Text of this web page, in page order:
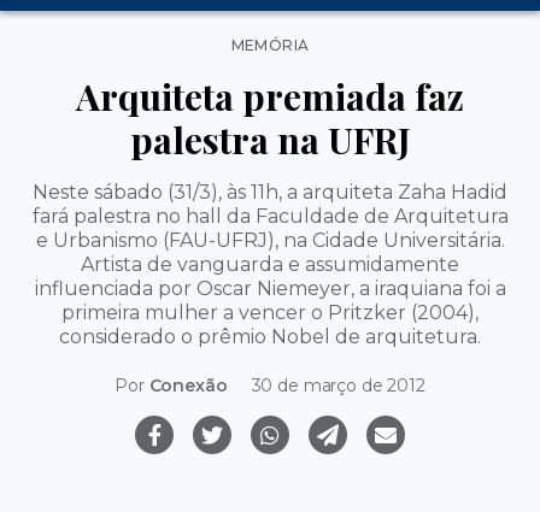
Categorias
MEMÓRIA
Arquiteta premiada faz
palestra na UFRJ
Neste sábado (31/3), às 11h, a arquiteta Zaha Hadid
fará palestra no hall da Faculdade de Arquitetura
e Urbanismo (FAU-UFRJ), na Cidade Universitária.
Artista de vanguarda e assumidamente
influenciada por Oscar Niemeyer, a iraquiana foi a
primeira mulher a vencer o Pritzker (2004),
considerado o prêmio Nobel de arquitetura.
Por Conexão 30 de março de 2012